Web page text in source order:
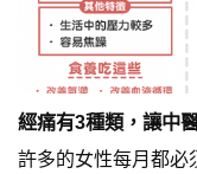
經痛有3種類，讓中
許多的女性每月都必